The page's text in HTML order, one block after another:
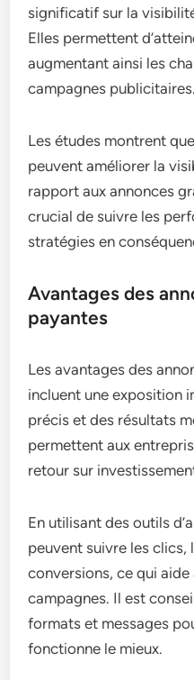
significatif sur la
Elles permettent
augmentant ainsi les
campagnes publicitaires.
Les études montrent
peuvent améliorer la
rapport aux annonces
crucial de suivre les
stratégies en
Avantages des
payantes
Les avantages des
incluent une exposition
précis et des résultats
permettent aux
retour sur
En utilisant des outils
peuvent suivre les clics,
conversions, ce qui
campagnes. Il est
formats et messages
fonctionne le mieux.